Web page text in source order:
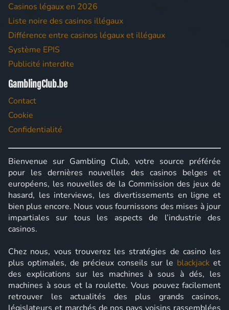
Casinos légaux en 2026
Liste noire des casinos illégaux
Différence entre casinos légaux et illégaux
Système EPIS
Publicité interdite
GamblingClub.be
Contact
Cookie
Confidentialité
Bienvenue sur Gambling Club, votre source préférée
pour les dernières nouvelles des casinos belges et
européens, les nouvelles de la Commission des jeux de
hasard, les interviews, les divertissements en ligne et
bien plus encore. Nous vous fournissons des mises à jour
impartiales sur tous les aspects de l’industrie des
casinos.
Chez nous, vous trouverez les stratégies de casino les
plus optimales, de précieux conseils sur le blackjack et
des explications sur les machines à sous à dés, les
machines à sous et la roulette. Vous pouvez facilement
retrouver les actualités des plus grands casinos,